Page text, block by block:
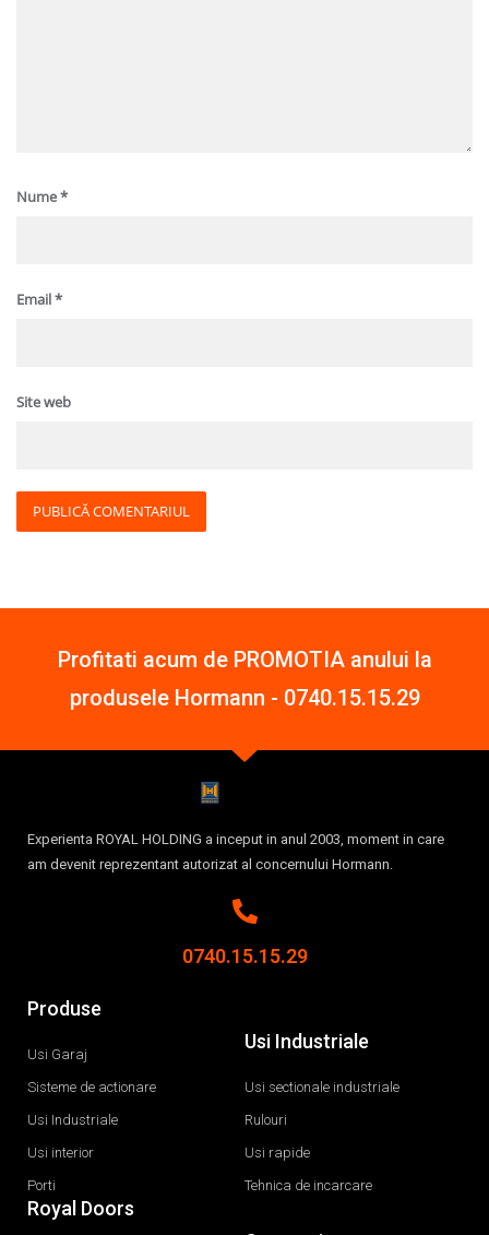
Nume*
Email*
Site web
Profitati acum de PROMOTIA anului la
produsele Hormann - 0740.15.15.29
Experienta ROYAL HOLDING a inceput in anul 2003, moment in care
am devenit reprezentant autorizat al concernului Hormann.
0740.15.15.29
Produse
Usi Garaj
Sisteme de actionare
Usi Industriale
Usi interior
Porti
Usi Industriale
Usi sectionale industriale
Rulouri
Usi rapide
Tehnica de incarcare
Royal Doors